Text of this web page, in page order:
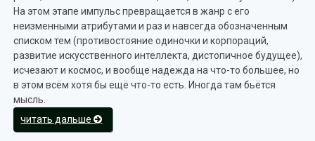
На этом этапе импульс превращается в жанр с его
неизменными атрибутами и раз и навсегда обозначенным
списком тем (противостояние одиночки и корпораций,
развитие искусственного интеллекта, дистопичное будущее),
исчезают и космос, и вообще надежда на что-то большее, но
в этом всём хотя бы ещё что-то есть. Иногда там бьётся
мысль.
читать дальше«Инфляция
культурных